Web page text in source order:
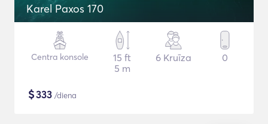
Karel Paxos 170
Centra konsole
15 ft
5 m
6 Kruīza 0
$333 /diena